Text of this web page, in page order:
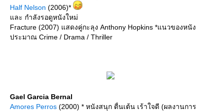
Half Nelson (2006)*
ละ กำลังรอดูหนังใหม่
Fracture (2007) แสดงคู่กะลุง Anthony Hopkins *แนวของหนัง
ประมาณ Crime / Drama / Thriller
Gael Garcia Bernal
Amores Perros (2000) * หนังสนุก ตื่นเต้น เร้าใจดี (ผลงานการ